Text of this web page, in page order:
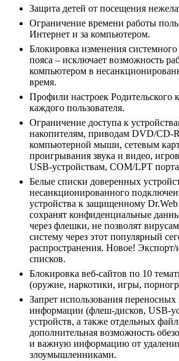
Защита детей от посещения
Ограничение времени работы
Интернет и за компьютером.
Блокировка изменения
пояса – исключает возможность
компьютером в
время.
Профили настроек Родительского
каждого пользователя.
Ограничение доступа к
накопителям, приводам DVD/CD-
компьютерной мыши, сетевым
проигрывания звука и видео,
USB-устройствам, COM/LPT
Белые списки доверенных
несанкционированного
устройства к защищенному
сохранят конфиденциальные
через флешки, не позволят
систему через этот популярный
распространения. Новое!
списков.
Блокировка веб-сайтов по 10
(оружие, наркотики, игры,
Запрет использования
информации (флеш-дисков, USB-
устройств, а также отдельных
дополнительная возможность
и важную информацию от
злоумышленниками.